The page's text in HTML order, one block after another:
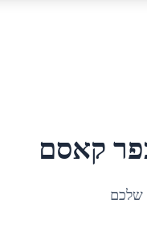
קאסם
שלכם